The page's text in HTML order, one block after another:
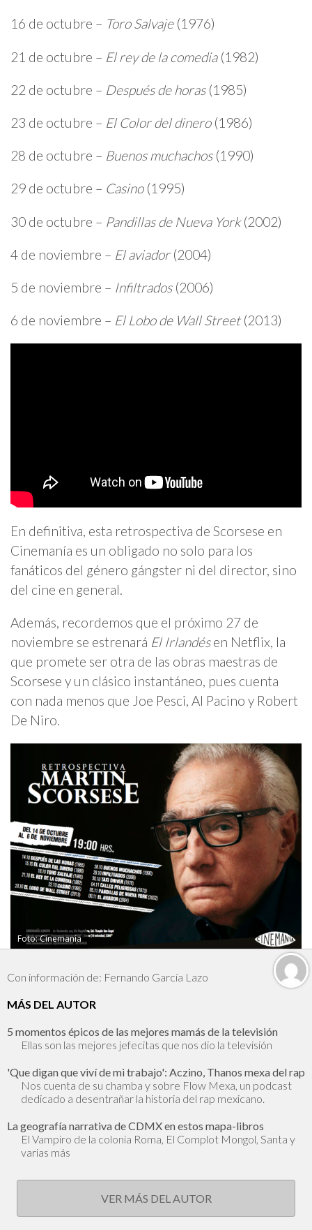
16 de octubre – Toro Salvaje(1976)
21 de octubre – El rey de la comedia(1982)
22 de octubre – Después de horas(1985)
23 de octubre – El Color del dinero(1986)
28 de octubre – Buenos muchachos(1990)
29 de octubre – Casino(1995)
30 de octubre – Pandillas de Nueva York(2002)
4 de noviembre – El aviador(2004)
5 de noviembre – Infiltrados(2006)
6 de noviembre – El Lobo de Wall Street(2013)
En definitiva, esta retrospectiva de Scorsese en
Cinemanía es un obligado no solo para los
fanáticos del género gángster ni del director, sino
del cine en general.
Además, recordemos que el próximo 27 de
noviembre se estrenará El Irlandésen Netflix, la
que promete ser otra de las obras maestras de
Scorsese y un clásico instantáneo, pues cuenta
con nada menos que Joe Pesci, Al Pacino y Robert
De Niro.
Foto: Cinemanía
Con información de: Fernando García Lazo
MÁS DEL AUTOR
5 momentos épicos de las mejores mamás de la televisión
Ellas son las mejores jefecitas que nos dio la televisión
'Que digan que viví de mi trabajo': Aczino, Thanos mexa del rap
Nos cuenta de su chamba y sobre Flow Mexa, un podcast
dedicado a desentrañar la historia del rap mexicano.
La geografía narrativa de CDMX en estos mapa-libros
El Vampiro de la colonia Roma, El Complot Mongol, Santa y
varias más
VER MÁS DEL AUTOR